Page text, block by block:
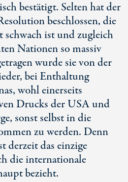
bestätigt. Selten hat der
beschlossen, die
ist und zugleich
Nationen so massiv
wurde sie von der
bei Enthaltung
wohl einerseits
Drucks der USA und
sonst selbst in die
zu werden. Denn
derzeit das einzige
die internationale
bezieht.